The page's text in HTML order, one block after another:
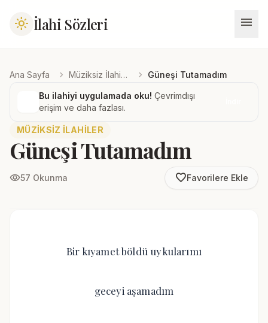
light_mode İlahi Sözleri menu
Ana Sayfa chevron_right Müziksiz İlahiler chevron_right Güneşi Tutamadım
Bu ilahiyi uygulamada oku! Çevrimdışı
erişim ve daha fazlası.
MÜZIKSIZ İLAHILER
Güneşi Tutamadım
visibility57 Okunma favorite_borderFavorilere Ekle
Bir kıyamet böldü uykularımı
geceyi aşamadım